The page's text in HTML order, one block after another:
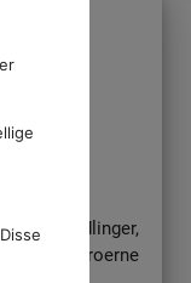
behandlinger,
ved Farøbroerne